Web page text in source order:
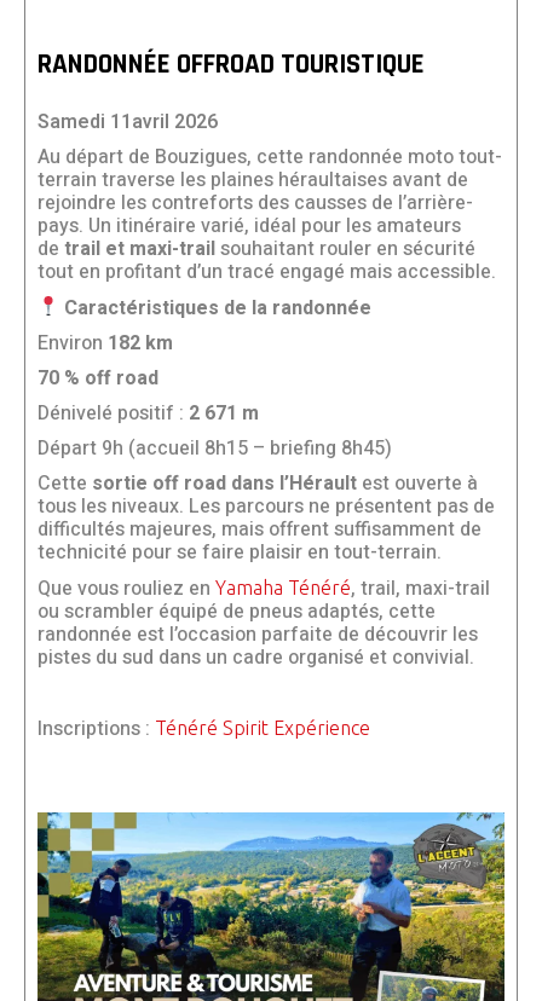
RANDONNÉE OFFROAD TOURISTIQUE
Samedi 11avril 2026
Au départ de Bouzigues, cette randonnée moto tout-
terrain traverse les plaines héraultaises avant de
rejoindre les contreforts des causses de l’arrière-
pays. Un itinéraire varié, idéal pour les amateurs
de trail et maxi-trailsouhaitant rouler en sécurité
tout en profitant d’un tracé engagé mais accessible.
Caractéristiques de la randonnée
Environ 182 km
70 % off road
Dénivelé positif : 2 671 m
Départ 9h (accueil 8h15 – briefing 8h45)
Cette sortie off road dans l’Hérault est ouverte à
tous les niveaux. Les parcours ne présentent pas de
difficultés majeures, mais offrent suffisamment de
technicité pour se faire plaisir en tout-terrain.
Que vous rouliez en Yamaha Ténéré, trail, maxi-trail
ou scrambler équipé de pneus adaptés, cette
randonnée est l’occasion parfaite de découvrir les
pistes du sud dans un cadre organisé et convivial.
Inscriptions : Ténéré Spirit Expérience